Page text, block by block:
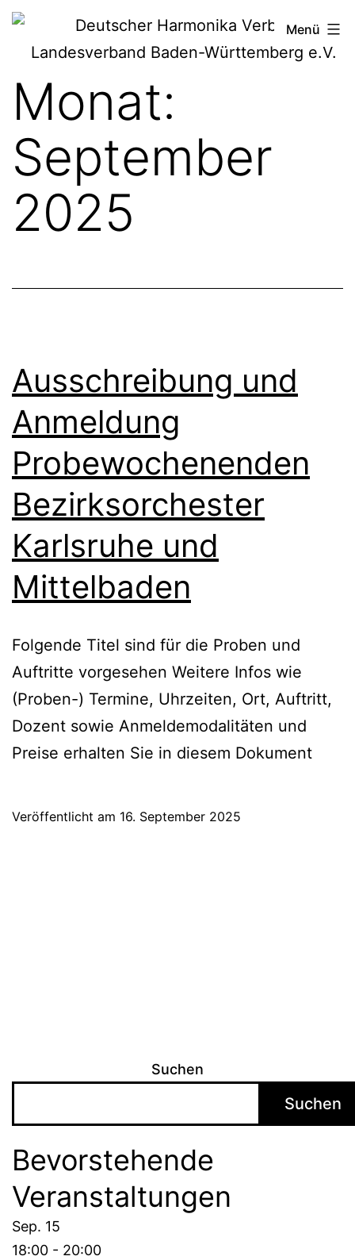
Zum
Deutscher
Harmonika-
Verband
Menü
Monat:
September
2025
Ausschreibung und
Anmeldung
Probewochenenden
Bezirksorchester
Karlsruhe und
Mittelbaden
Folgende Titel sind für die Proben und
Auftritte vorgesehen Weitere Infos wie
(Proben-) Termine, Uhrzeiten, Ort, Auftritt,
Dozent sowie Anmeldemodalitäten und
Preise erhalten Sie in diesem Dokument
Veröffentlicht am 16. September 2025
Suchen
Suchen
Bevorstehende
Veranstaltungen
Sep. 15
18:00 - 20:00